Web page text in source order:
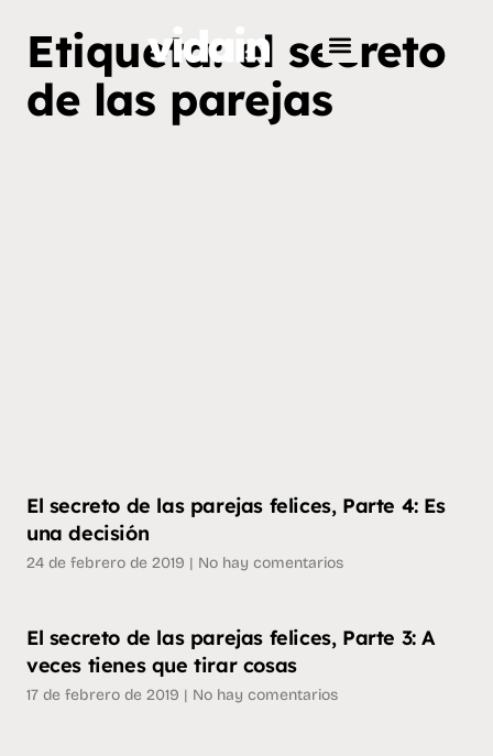
Etiqueta: el secreto
de las parejas
El secreto de las parejas felices, Parte 4: Es
una decisión
24 de febrero de 2019 No hay comentarios
El secreto de las parejas felices, Parte 3: A
veces tienes que tirar cosas
17 de febrero de 2019 No hay comentarios